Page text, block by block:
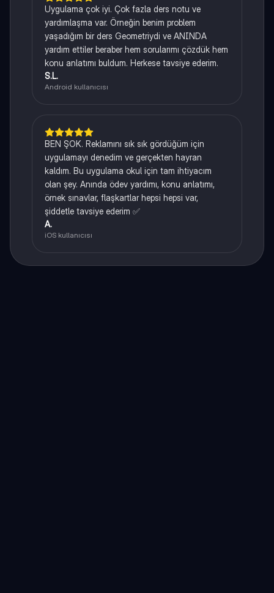
Uygulama çok iyi. Çok fazla ders notu ve
yardımlaşma var. Örneğin benim problem
yaşadığım bir ders Geometriydi ve ANINDA
yardım ettiler beraber hem sorularımı çözdük hem
konu anlatımı buldum. Herkese tavsiye ederim.
S.L.
Android kullanıcısı
BEN ŞOK. Reklamını sık sık gördüğüm için
uygulamayı denedim ve gerçekten hayran
kaldım. Bu uygulama okul için tam ihtiyacım
olan şey. Anında ödev yardımı, konu anlatımı,
örnek sınavlar, flaşkartlar hepsi hepsi var,
şiddetle tavsiye ederim ✅
A.
iOS kullanıcısı